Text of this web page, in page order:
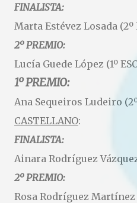
FINALISTA:
Marta Estévez Losada (2º
2º PREMIO:
Lucía Guede López (1º
1º PREMIO:
Ana Sequeiros Ludeiro (2º
CASTELLANO:
FINALISTA:
Ainara Rodríguez Vázquez
2º PREMIO:
Rosa Rodríguez Martínez